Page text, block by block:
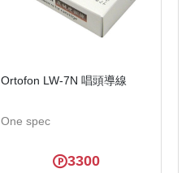
Ortofon LW-7N 唱頭導線
One spec
3300